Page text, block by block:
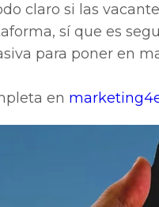
claro si las
sí que es
para poner en
en